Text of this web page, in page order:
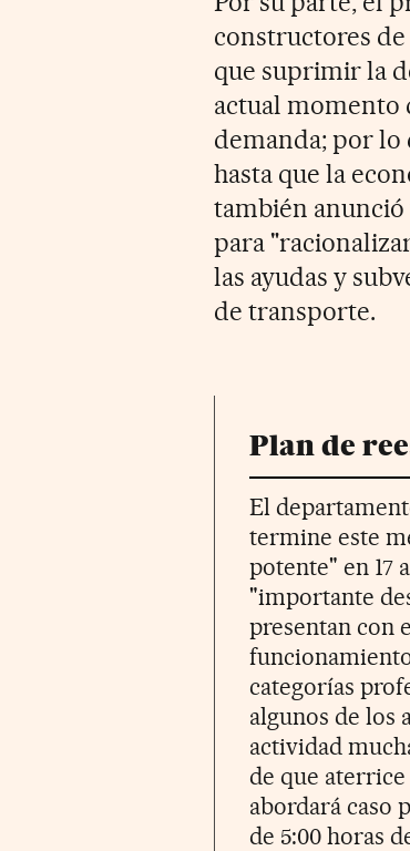
constructores de
que suprimir la
actual momento
demanda; por lo
hasta que la
también
para
las ayudas y
de transporte.
Plan de
El
termine este
potente" en 17
"importante
presentan con
categorías
algunos de los
actividad
de que
abordará caso
de 5:00 horas